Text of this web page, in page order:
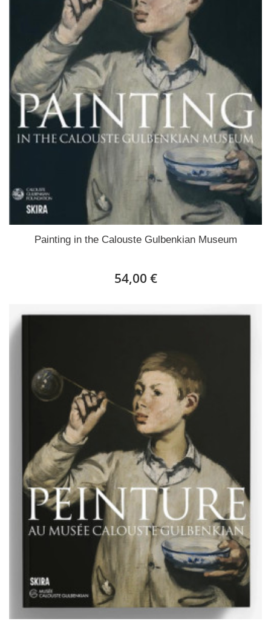
Painting in the Calouste Gulbenkian Museum
54,00 €